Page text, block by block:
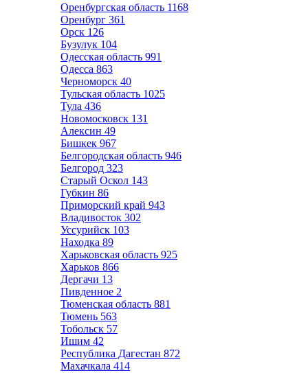
Оренбургская область 1168
Оренбург 361
Орск 126
Бузулук 104
Одесская область 991
Одесса 863
Черноморск 40
Тульская область 1025
Тула 436
Новомосковск 131
Алексин 49
Бишкек 967
Белгородская область 946
Белгород 323
Старый Оскол 143
Губкин 86
Приморский край 943
Владивосток 302
Уссурийск 103
Находка 89
Харьковская область 925
Харьков 866
Дергачи 13
Пивденное 2
Тюменская область 881
Тюмень 563
Тобольск 57
Ишим 42
Республика Дагестан 872
Махачкала 414